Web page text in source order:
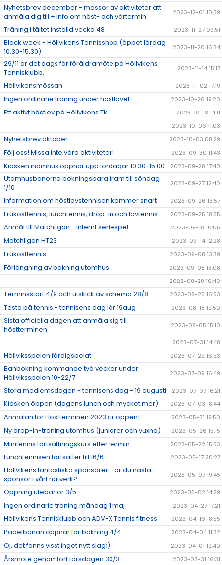
Nyhetsbrev december - massor av aktiviteter att
anmäla dig till + info om höst- och vårtermin
2023-12-01 10:59
Träning i tältet inställd vecka 48 2023-11-27 09:51
Black week - Höllvikens Tennisshop (öppet lördag
10.30-15.30)
2023-11-20 16:34
29/11 är det dags för föräldramöte på Höllvikens
Tennisklubb.
2023-11-14 15:17
Höllvikensmössan 2023-11-02 17:19
Ingen ordinarie träning under höstlovet 2023-10-26 19:20
Ett aktivt höstlov på Höllvikens Tk
2023-10-13 14:11
2023-10-06 11:03
Nyhetsbrev oktober 2023-10-03 08:29
Följ oss! Missa inte våra aktiviteter! 2023-09-30 11:43
Kiosken inomhus öppnar upp lördagar 10.30-15.00 2023-09-28 17:40
Utomhusbanorna bokningsbara fram till söndag
1/10
2023-09-27 12:40
Information om höstlovstennisen kommer snart 2023-09-26 13:57
Frukosttennis, lunchtennis, drop-in och lovtennis 2023-09-25 18:55
Anmäl till Matchligan - internt seriespel 2023-09-18 16:05
Matchligan HT23 2023-09-14 12:28
Frukosttennis 2023-09-08 13:39
Förlängning av bokning utomhus
2023-09-08 13:08
2023-08-28 16:40
Terminsstart 4/9 och utskick av schema 28/8 2023-08-25 16:53
Testa på tennis - tennisens dag lör 19aug 2023-08-18 12:50
Sista officiella dagen att anmäla sig till
höstterminen
2023-08-05 15:10
2023-07-31 14:48
Höllviksspelen färdigspelat 2023-07-22 16:53
Banbokning kommande två veckor under
Höllviksspelen 10-22/7
2023-07-09 16:49
Stora medlemsdagen - tennisens dag - 19 augusti 2023-07-07 16:21
Kiosken öppen (dagens lunch och mycket mer) 2023-07-03 18:44
Anmälan för Höstterminen 2023 är öppen! 2023-05-31 19:50
Ny drop-in-träning utomhus (juniorer och vuxna) 2023-05-26 15:15
Minitennis fortsättningskurs efter termin 2023-05-22 15:53
Lunchtennisen fortsätter till 16/6 2023-05-17 20:27
Höllvikens fantastiska sponsorer - är du nästa
sponsor i vårt nätverk?
2023-05-07 19:45
Öppning utebanor 3/5 2023-05-02 14:29
Ingen ordinarie träning måndag 1 maj 2023-04-27 17:21
Höllvikens Tennisklubb och ADV-X Tennis fitness 2023-04-16 18:55
Padelbanan öppnar för bokning 4/4 2023-04-04 11:32
Oj, det fanns visst inget nytt slag;) 2023-04-01 12:40
Årsmöte genomfört torsdagen 30/3 2023-03-31 16:31